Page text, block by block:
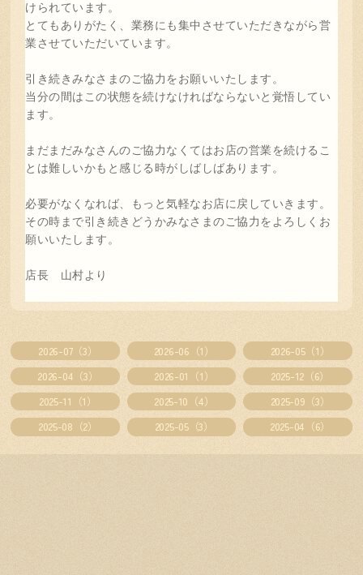
けられています。
とてもありがたく、業務にも集中させていただきながら営
業させていただいています。
引き続きみなさまのご協力をお願いいたします。
当分の間はこの状態を続けなければならないと覚悟してい
ます。
まだまだみなさんのご協力なくてはお店の営業を続けるこ
とは難しいかもと感じる時がしばしばあります。
必要がなくなれば、もっと気軽なお店に戻していきます。
その時まで引き続きどうかみなさまのご協力をよろしくお
願いいたします。
店長 山村より
2026-07（3） 2026-06（1）
2026-05（1）
2026-04（3）
2026-01（1）
2025-12（6）
2025-11（1）
2025-10（4）
2025-09（3）
2025-08（2）
2025-05（3） 2025-04（6）